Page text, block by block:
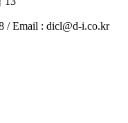
/ Email : dicl@d-i.co.kr